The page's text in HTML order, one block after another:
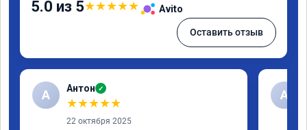
5.0 из 5★★★★★ Avito
Оставить отзыв
А Антон ✓
★★★★★
22 октября 2025
A